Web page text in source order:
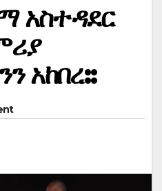
አስተዳደር
አከበረ::